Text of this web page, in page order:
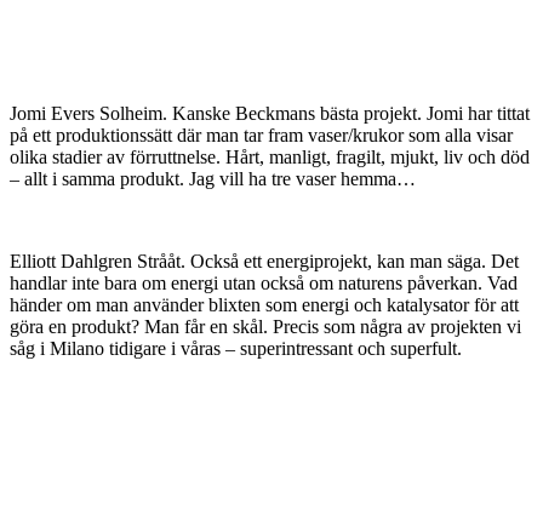
Jomi Evers Solheim. Kanske Beckmans bästa projekt. Jomi har tittat
på ett produktionssätt där man tar fram vaser/krukor som alla visar
olika stadier av förruttnelse. Hårt, manligt, fragilt, mjukt, liv och död
– allt i samma produkt. Jag vill ha tre vaser hemma…
Elliott Dahlgren Strååt. Också ett energiprojekt, kan man säga. Det
handlar inte bara om energi utan också om naturens påverkan. Vad
händer om man använder blixten som energi och katalysator för att
göra en produkt? Man får en skål. Precis som några av projekten vi
såg i Milano tidigare i våras – superintressant och superfult.